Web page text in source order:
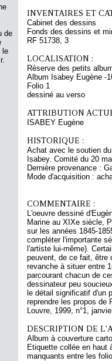
de
le
INVENTAIRES ET
Cabinet des dessins
Fonds des dessins et
RF 51738, 3
LOCALISATION :
Réserve des petits
Album Isabey Eugène -
Folio 1
dessiné au verso
ATTRIBUTION
ISABEY Eugène
HISTORIQUE :
Achat avec le soutien
Isabey. Comité du 20
Dernière provenance :
Mode d'acquisition :
COMMENTAIRE :
L'oeuvre dessiné
Marine au XIXe siècle,
sur les années 1845-
compléter l'importante
l'artiste lui-même).
peuvent, de ce fait, être
revanche à situer entre
parcourant chacun de
dessinateur peu
le détail significatif d'un
reprendre les propos de
Louvre, 1999, n°1,
DESCRIPTION DE
Album à couverture
Etiquette collée en haut
manquants entre les